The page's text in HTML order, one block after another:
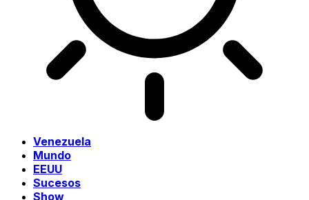
Venezuela
Mundo
EEUU
Sucesos
Show